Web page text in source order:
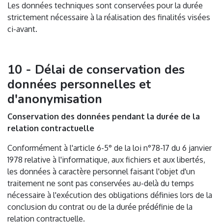
Les données techniques sont conservées pour la durée
strictement nécessaire à la réalisation des finalités visées
ci-avant.
10 - Délai de conservation des
données personnelles et
d'anonymisation
Conservation des données pendant la durée de la
relation contractuelle
Conformément à l'article 6-5° de la loi n°78-17 du 6 janvier
1978 relative à l'informatique, aux fichiers et aux libertés,
les données à caractère personnel faisant l'objet d'un
traitement ne sont pas conservées au-delà du temps
nécessaire à l'exécution des obligations définies lors de la
conclusion du contrat ou de la durée prédéfinie de la
relation contractuelle.